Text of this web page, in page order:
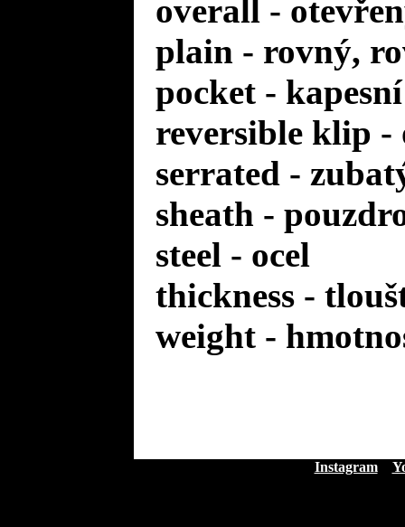
overall -
plain - rovný,
pocket - kapesní
reversible klip
serrated -
sheath -
steel - ocel
thickness -
weight -
Instagram